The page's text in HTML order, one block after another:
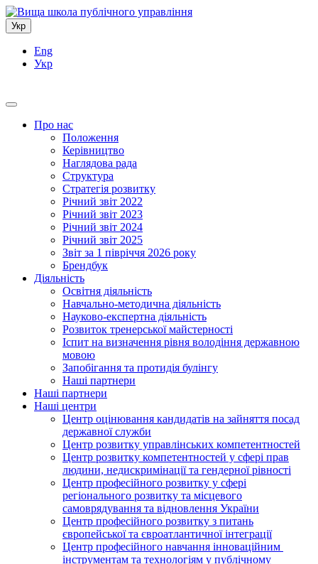
Укр
Eng
Укр
Про нас
Положення
Керівництво
Наглядова рада
Структура
Стратегія розвитку
Річний звіт 2022
Річний звіт 2023
Річний звіт 2024
Річний звіт 2025
Звіт за 1 півріччя 2026 року
Брендбук
Діяльність
Освітня діяльність
Навчально-методична діяльність
Науково-експертна діяльність
Розвиток тренерської майстерності
Іспит на визначення рівня володіння державною
мовою
Запобігання та протидія булінгу
Наші партнери
Наші партнери
Наші центри
Центр оцінювання кандидатів на зайняття посад
державної служби
Центр розвитку управлінських компетентностей
Центр розвитку компетентностей у сфері прав
людини, недискримінації та гендерної рівності
Центр професійного розвитку у сфері
регіонального розвитку та місцевого
самоврядування та відновлення України
Центр професійного розвитку з питань
європейської та євроатлантичної інтеграції
Центр професійного навчання інноваційним
інструментам та технологіям у публічному